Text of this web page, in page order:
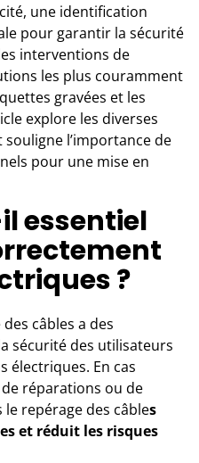
une identification
pour garantir la sécurité
interventions de
les plus couramment
gravées et les
explore les diverses
l’importance de
pour une mise en
essentiel
?
câbles a des
sécurité des utilisateurs
électriques. En cas
de réparations ou de
repérage des câbles
et réduit les risques